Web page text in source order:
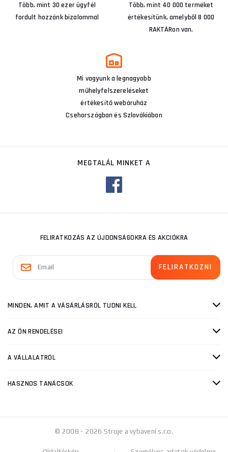
Több, mint 30 ezer ügyfél
fordult hozzánk bizalommal
Több, mint 40 000 terméket
értékesítünk, amelyből 8 000
RAKTÁRon van.
Mi vagyunk a legnagyobb
műhelyfelszereléseket
értékesítő webáruház
Csehországban és Szlovákiában
MEGTALÁL MINKET A
FELIRATKOZÁS AZ ÚJDONSÁGOKRA ÉS AKCIÓKRA
MINDEN, AMIT A VÁSÁRLÁSRÓL TUDNI KELL
AZ ÖN RENDELÉSEI
A VÁLLALATRÓL
HASZNOS TANÁCSOK
© 2008 - 2026 Stroje a vybavení s.r.o.